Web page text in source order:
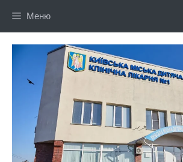
Меню